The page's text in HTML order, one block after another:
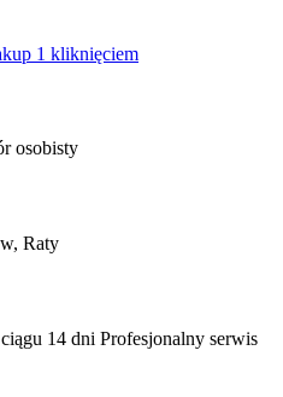
1 kliknięciem
osobisty
Raty
14 dni Profesjonalny serwis